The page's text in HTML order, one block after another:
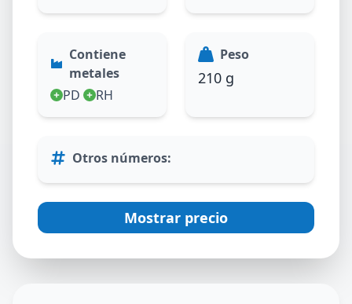
Contiene
metales
PD
RH
Peso
210 g
Otros números:
Mostrar precio